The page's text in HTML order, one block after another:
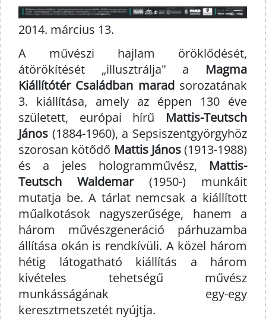
2014. március 13.
A művészi hajlam öröklődését,
átörökítését „illusztrálja" a Magma
Kiállítótér Családban maradsorozatának
3. kiállítása, amely az éppen 130 éve
született, európai hírű Mattis-Teutsch
János (1884-1960), a Sepsiszentgyörgyhöz
szorosan kötődő Mattis János(1913-1988)
és a jeles hologramművész, Mattis-
Teutsch Waldemar(1950-) munkáit
mutatja be. A tárlat nemcsak a kiállított
műalkotások nagyszerűsége, hanem a
három művészgeneráció párhuzamba
állítása okán is rendkívüli. A közel három
hétig látogatható kiállítás a három
kivételes tehetségű művész
munkásságának egy-egy
keresztmetszetét nyújtja.